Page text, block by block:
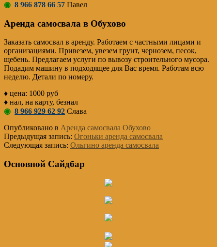
◉ 8 966 878 66 57 Павел
Аренда самосвала в Обухово
Заказать самосвал в аренду. Работаем с частными лицами и
организациями. Привезем, увезем грунт, чернозем, песок,
щебень. Предлагаем услуги по вывозу строительного мусора.
Подадим машину в подходящее для Вас время. Работам всю
неделю. Детали по номеру.
♦ цена: 1000 руб
♦ нал, на карту, безнал
◉ 8 966 929 62 92 Слава
Опубликовано в Аренда самосвала Обухово
Предыдущая запись: Огоньки аренда самосвала
Следующая запись: Ольгино аренда самосвала
Основной Сайдбар